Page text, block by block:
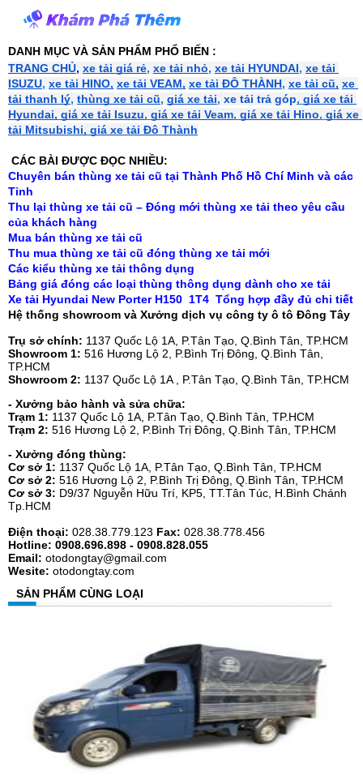
DANH MỤC VÀ SẢN PHẨM PHỔ BIẾN :
TRANG CHỦ, xe tải giá rẻ, xe tải nhỏ, xe tải HYUNDAI, xe tải
ISUZU, xe tải HINO, xe tải VEAM, xe tải ĐÔ THÀNH, xe tải cũ, xe
tải thanh lý, thùng xe tải cũ, giá xe tải, xe tải trả góp, giá xe tải
Hyundai, giá xe tải Isuzu, giá xe tải Veam, giá xe tải Hino, giá xe
tải Mitsubishi, giá xe tải Đô Thành
CÁC BÀI ĐƯỢC ĐỌC NHIỀU:
Chuyên bán thùng xe tải cũ tại Thành Phố Hồ Chí Minh và các
Tỉnh
Thu lại thùng xe tải cũ – Đóng mới thùng xe tải theo yêu cầu
của khách hàng
Mua bán thùng xe tải cũ
Thu mua thùng xe tải cũ đóng thùng xe tải mới
Các kiểu thùng xe tải thông dụng
Bảng giá đóng các loại thùng thông dụng dành cho xe tải
Xe tải Hyundai New Porter H150  1T4  Tổng hợp đầy đủ chi tiết
Hệ thống showroom và Xưởng dịch vụ công ty ô tô Đông Tây
Trụ sở chính: 1137 Quốc Lộ 1A, P.Tân Tạo, Q.Bình Tân, TP.HCM
Showroom 1: 516 Hương Lộ 2, P.Bình Trị Đông, Q.Bình Tân,
TP.HCM
Showroom 2: 1137 Quốc Lộ 1A , P.Tân Tạo, Q.Bình Tân, TP.HCM
- Xưởng bảo hành và sửa chữa:
Trạm 1: 1137 Quốc Lộ 1A, P.Tân Tạo, Q.Bình Tân, TP.HCM
Trạm 2: 516 Hương Lộ 2, P.Bình Trị Đông, Q.Bình Tân, TP.HCM
- Xưởng đóng thùng:
Cơ sở 1: 1137 Quốc Lộ 1A, P.Tân Tạo, Q.Bình Tân, TP.HCM
Cơ sở 2: 516 Hương Lộ 2, P.Bình Trị Đông, Q.Bình Tân, TP.HCM
Cơ sở 3: D9/37 Nguyễn Hữu Trí, KP5, TT.Tân Túc, H.Bình Chánh
Tp.HCM
Điện thoại: 028.38.779.123 Fax: 028.38.778.456
Hotline: 0908.696.898 - 0908.828.055
Email: otodongtay@gmail.com
Wesite: otodongtay.com
SẢN PHẨM CÙNG LOẠI